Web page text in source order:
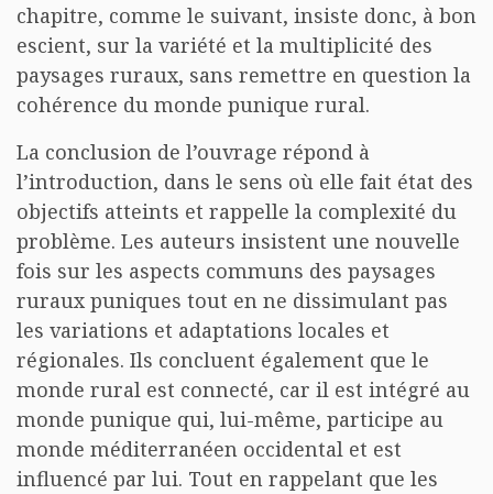
chapitre, comme le suivant, insiste donc, à bon
escient, sur la variété et la multiplicité des
paysages ruraux, sans remettre en question la
cohérence du monde punique rural.
La conclusion de l’ouvrage répond à
l’introduction, dans le sens où elle fait état des
objectifs atteints et rappelle la complexité du
problème. Les auteurs insistent une nouvelle
fois sur les aspects communs des paysages
ruraux puniques tout en ne dissimulant pas
les variations et adaptations locales et
régionales. Ils concluent également que le
monde rural est connecté, car il est intégré au
monde punique qui, lui-même, participe au
monde méditerranéen occidental et est
influencé par lui. Tout en rappelant que les